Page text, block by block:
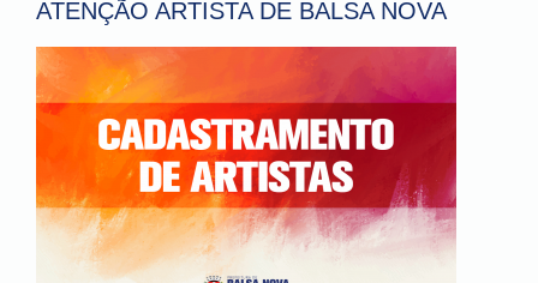
ATENÇÃO ARTISTA DE BALSA NOVA